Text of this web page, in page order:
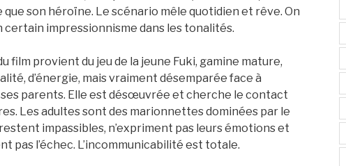
que son héroïne. Le scénario mêle quotidien et rêve. On
certain impressionnisme dans les tonalités.
film provient du jeu de la jeune Fuki, gamine mature,
d’énergie, mais vraiment désemparée face à
ses parents. Elle est désœuvrée et cherche le contact
Les adultes sont des marionnettes dominées par le
impassibles, n’expriment pas leurs émotions et
pas l’échec. L’incommunicabilité est totale.